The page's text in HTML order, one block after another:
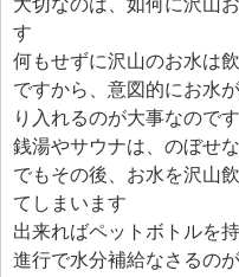
す
何もせずに沢山のお水は
ですから、意図的にお水
り入れるのが大事なのです
銭湯やサウナは、のぼせ
でもその後、お水を沢山
てしまいます
出来ればペットボトルを
進行で水分補給なさるの